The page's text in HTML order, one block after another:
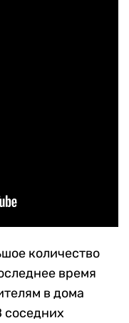
количество
время
в дома
соседних